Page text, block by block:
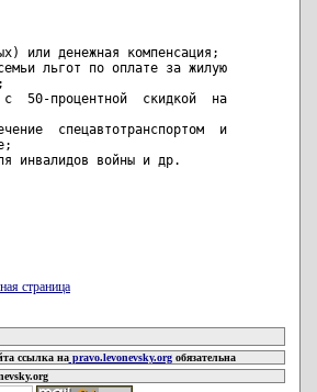
или денежная компенсация;
льгот по оплате за жилую
50-процентной  скидкой  на
спецавтотранспортом  и
инвалидов войны и др.
страница
ссылка наpravo.levonevsky.orgобязательна